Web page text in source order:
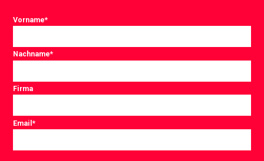
Vorname*
Nachname*
Firma
Email*